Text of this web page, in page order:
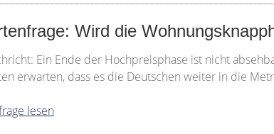
Wird die
Ein Ende der Hochpreisphase ist nicht
erwarten, dass es die Deutschen weiter in die
lesen